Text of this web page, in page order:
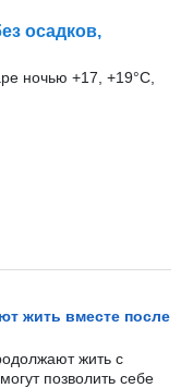
осадков,
ночью +17, +19°С,
жить вместе после
жить с
позволить себе